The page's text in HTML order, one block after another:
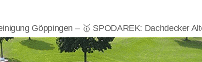
Göppingen – 🥇 SPODAREK: Dachdecker